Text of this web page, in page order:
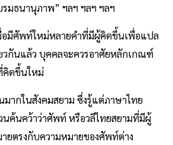
มธนานุภาพ” ฯลฯ ฯลฯ ฯลฯ
อมีศัพท์ใหม่หลายคำที่มีผู้คิดขึ้นเพื่อแปล
วกันแล้ว บุคคลจะควรอาศัยหลักเกณฑ์
คิดขึ้นใหม่
มากในสังคมสยาม ซึ่งรู้แต่ภาษาไทย
นค้นคว้าว่าศัพท์ หรือวลีไทยสยามที่มีผู้
ยตรงกับความหมายของศัพท์ต่าง